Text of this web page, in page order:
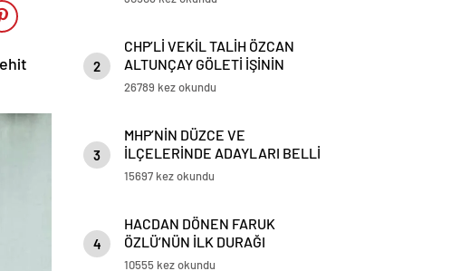
2
CHP’Lİ VEKİL TALİH ÖZCAN
ALTUNÇAY GÖLETİ İŞİNİN
PEŞİNİ BIRAKMIYOR
26789 kez okundu
3
MHP’NİN DÜZCE VE
İLÇELERİNDE ADAYLARI BELLİ
OLDU
15697 kez okundu
4
HACDAN DÖNEN FARUK
ÖZLÜ’NÜN İLK DURAĞI
AKÇAKOCA OLDU
10555 kez okundu